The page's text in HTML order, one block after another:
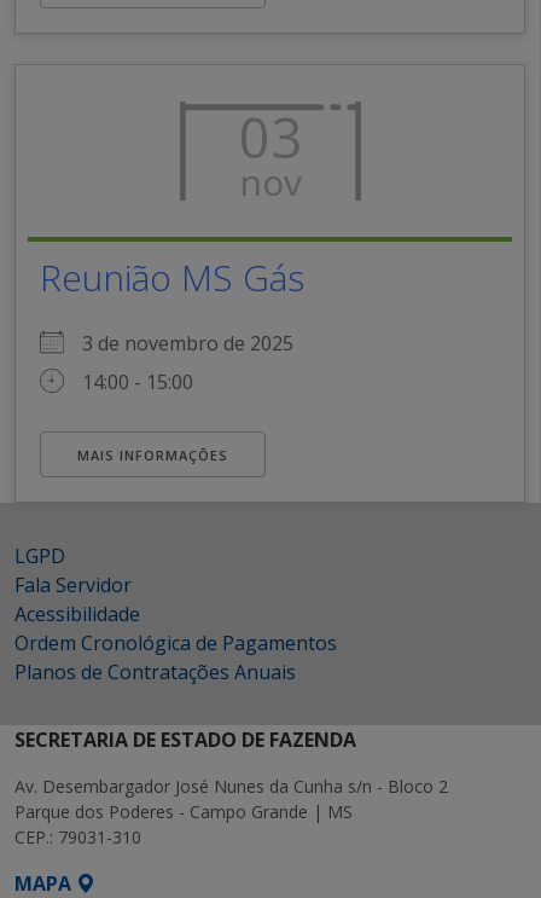
03
nov
Reunião MS Gás
3 de novembro de 2025
14:00 - 15:00
MAIS INFORMAÇÕES
LGPD
Fala Servidor
Acessibilidade
Ordem Cronológica de Pagamentos
Planos de Contratações Anuais
SECRETARIA DE ESTADO DE FAZENDA
Av. Desembargador José Nunes da Cunha s/n - Bloco 2
Parque dos Poderes - Campo Grande | MS
CEP.: 79031-310
MAPA